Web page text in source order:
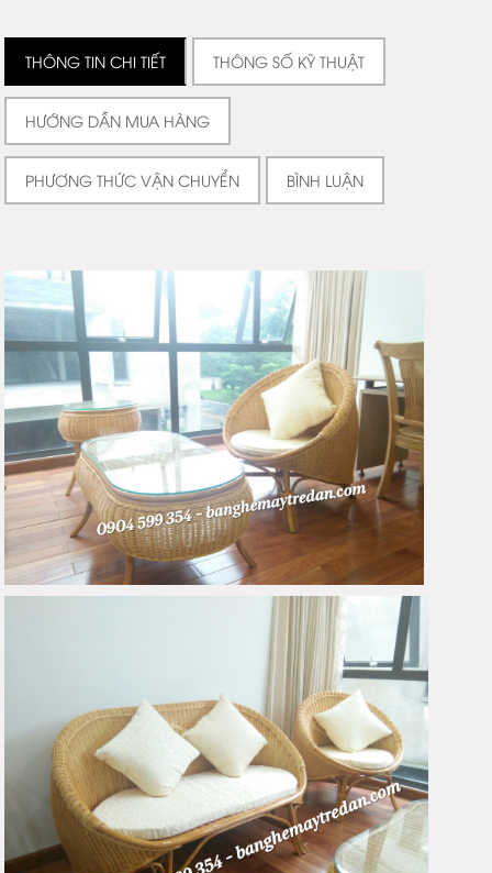
THÔNG TIN CHI TIẾT THÔNG SỐ KỸ THUẬT
HƯỚNG DẪN MUA HÀNG
PHƯƠNG THỨC VẬN CHUYỂN BÌNH LUẬN